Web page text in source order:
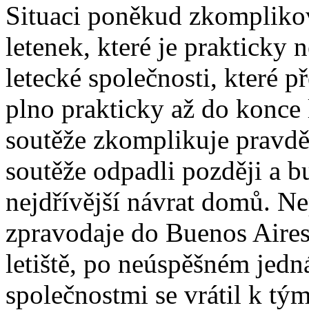
Situaci poněkud
letenek, které je prakticky
letecké společnosti, které
plno prakticky až do
soutěže zkomplikuje
soutěže odpadli později a
nejdřívější návrat domů.
zpravodaje do Buenos
letiště, po neúspěšném
společnostmi se vrátil k